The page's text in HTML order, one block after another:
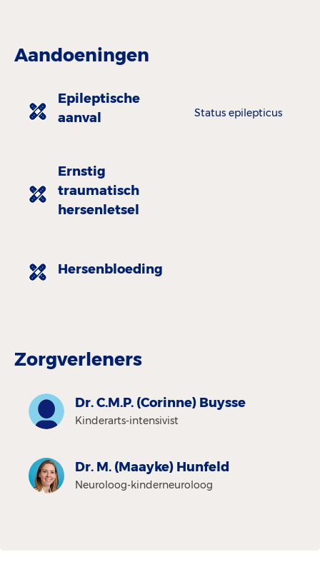
Aandoeningen
Epileptische
aanval
Status epilepticus
Ernstig
traumatisch
hersenletsel
Hersenbloeding
Zorgverleners
Dr. C.M.P. (Corinne) Buysse
Kinderarts-intensivist
Dr. M. (Maayke) Hunfeld
Neuroloog-kinderneuroloog